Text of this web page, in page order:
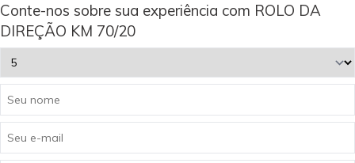
Conte-nos sobre sua experiência com ROLO DA
DIREÇÃO KM 70/20